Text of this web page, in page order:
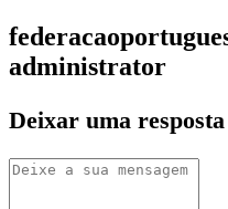
administrator
Deixar uma resposta